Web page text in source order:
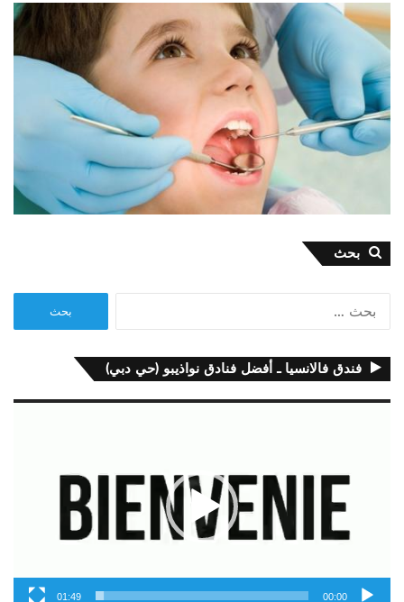
بحث
فندق فالانسيا ـ أفضل فنادق نواذيبو (حي دبي)
00:00
01:49